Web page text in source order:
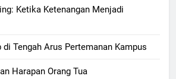
Ketika Ketenangan Menjadi
Tengah Arus Pertemanan Kampus
Harapan Orang Tua